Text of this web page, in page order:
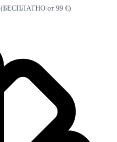
(БЕСПЛАТНО от 99 €)